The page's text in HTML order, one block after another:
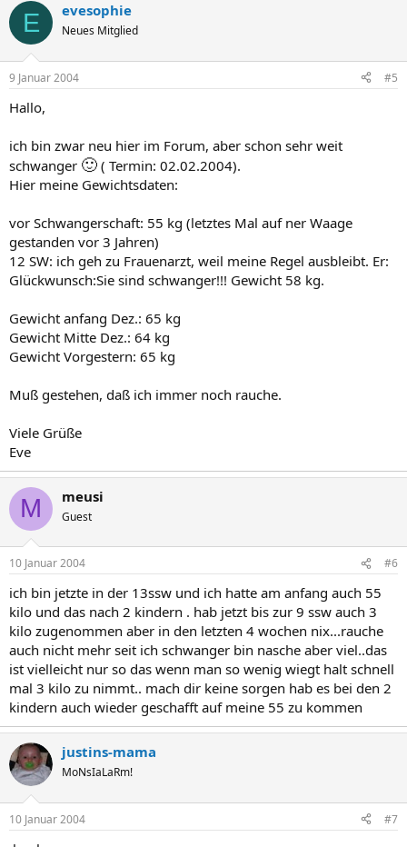
E evesophie
Neues Mitglied
9 Januar 2004 #5
Hallo,
ich bin zwar neu hier im Forum, aber schon sehr weit
schwanger 🙂 ( Termin: 02.02.2004).
Hier meine Gewichtsdaten:
vor Schwangerschaft: 55 kg (letztes Mal auf ner Waage
gestanden vor 3 Jahren)
12 SW: ich geh zu Frauenarzt, weil meine Regel ausbleibt. Er:
Glückwunsch:Sie sind schwanger!!! Gewicht 58 kg.
Gewicht anfang Dez.: 65 kg
Gewicht Mitte Dez.: 64 kg
Gewicht Vorgestern: 65 kg
Muß gestehen, daß ich immer noch rauche.
Viele Grüße
Eve
M meusi
Guest
10 Januar 2004 #6
ich bin jetzte in der 13ssw und ich hatte am anfang auch 55
kilo und das nach 2 kindern . hab jetzt bis zur 9 ssw auch 3
kilo zugenommen aber in den letzten 4 wochen nix...rauche
auch nicht mehr seit ich schwanger bin nasche aber viel..das
ist vielleicht nur so das wenn man so wenig wiegt halt schnell
mal 3 kilo zu nimmt.. mach dir keine sorgen hab es bei den 2
kindern auch wieder geschafft auf meine 55 zu kommen
justins-mama
MoNsIaLaRm!
10 Januar 2004 #7